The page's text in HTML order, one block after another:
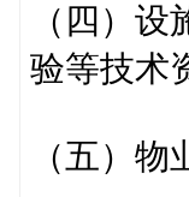
（四）
验等技术
（五）